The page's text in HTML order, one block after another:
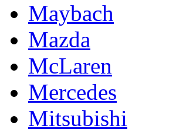
Maybach
Mazda
McLaren
Mercedes
Mitsubishi